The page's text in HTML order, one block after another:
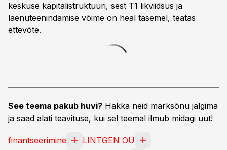
keskuse kapitalistruktuuri, sest T1 likviidsus ja
laenuteenindamise võime on heal tasemel, teatas
ettevõte.
See teema pakub huvi? Hakka neid märksõnu jälgima
ja saad alati teavituse, kui sel teemal ilmub midagi uut!
finantseerimine
LINTGEN OÜ